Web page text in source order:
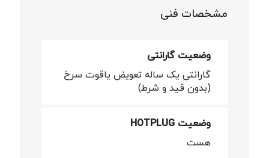
مشخصات فنی
وضعیت گارانتی
گارانتی یک ساله تعویض یاقوت سرخ
(بدون قید و شرط)
وضعیت HOTPLUG
هست